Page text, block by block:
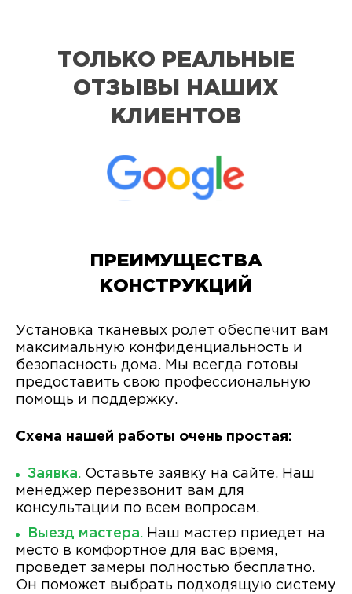
ТОЛЬКО РЕАЛЬНЫЕ
ОТЗЫВЫ НАШИХ
КЛИЕНТОВ
ПРЕИМУЩЕСТВА
КОНСТРУКЦИЙ
Установка тканевых ролет обеспечит вам
максимальную конфиденциальность и
безопасность дома. Мы всегда готовы
предоставить свою профессиональную
помощь и поддержку.
Схема нашей работы очень простая:
Заявка. Оставьте заявку на сайте. Наш
менеджер перезвонит вам для
консультации по всем вопросам.
Выезд мастера. Наш мастер приедет на
место в комфортное для вас время,
проведет замеры полностью бесплатно.
Он поможет выбрать подходящую систему